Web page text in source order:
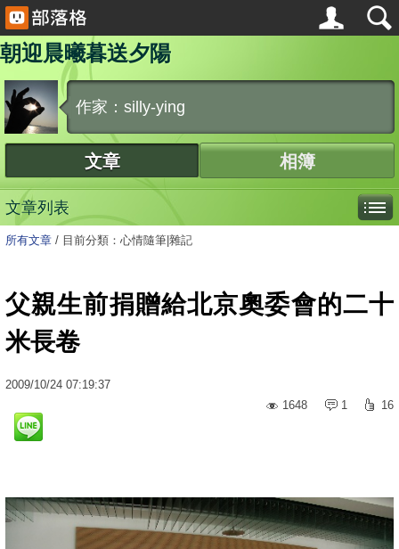
朝迎晨曦暮送夕陽
作家：silly-ying
文章 相簿
文章列表
所有文章 / 目前分類：心情隨筆|雜記
父親生前捐贈給北京奧委會的二十
米長卷
2009/10/24 07:19:37
1648
1 16